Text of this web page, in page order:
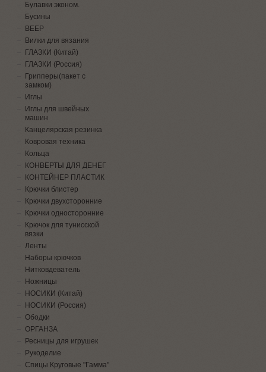
Булавки эконом.
Бусины
ВЕЕР
Вилки для вязания
ГЛАЗКИ (Китай)
ГЛАЗКИ (Россия)
Грипперы(пакет с
замком)
Иглы
Иглы для швейных
машин
Канцелярская резинка
Ковровая техника
Кольца
КОНВЕРТЫ ДЛЯ ДЕНЕГ
КОНТЕЙНЕР ПЛАСТИК
Крючки блистер
Крючки двухсторонние
Крючки односторонние
Крючок для тунисской
вязки
Ленты
Наборы крючков
Нитковдеватель
Ножницы
НОСИКИ (Китай)
НОСИКИ (Россия)
Ободки
ОРГАНЗА
Ресницы для игрушек
Рукоделие
Спицы Круговые "Гамма"